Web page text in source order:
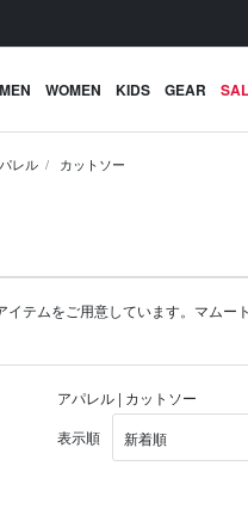
MEN WOMEN KIDS GEAR
レル カットソー
テムをご用意しています。マムー
アパレル | カットソー
表示順